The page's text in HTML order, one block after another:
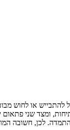
או לחוש
ומצד שני
לכן, חשובה